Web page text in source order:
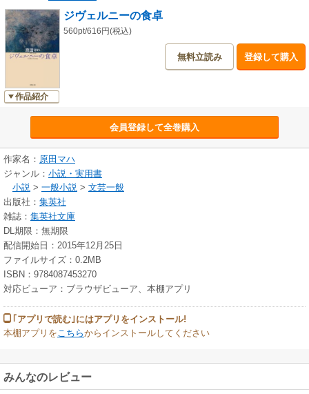
作品紹介
ジヴェルニーの食卓
560pt/616円(税込)
無料立読み 登録して購入
会員登録して全巻購入
作家名： 原田マハ
ジャンル： 小説・実用書
小説 > 一般小説 > 文芸一般
出版社： 集英社
雑誌： 集英社文庫
DL期限：無期限
配信開始日：2015年12月25日
ファイルサイズ：0.2MB
ISBN：9784087453270
対応ビューア：ブラウザビューア、本棚アプリ
｢アプリで読む｣にはアプリをインストール!
本棚アプリを こちらからインストールしてください
みんなのレビュー